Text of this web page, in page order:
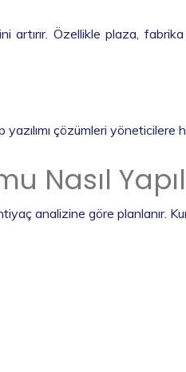
Özellikle plaza,
çözümleri yöneticilere
Nasıl
analizine göre planlanır.